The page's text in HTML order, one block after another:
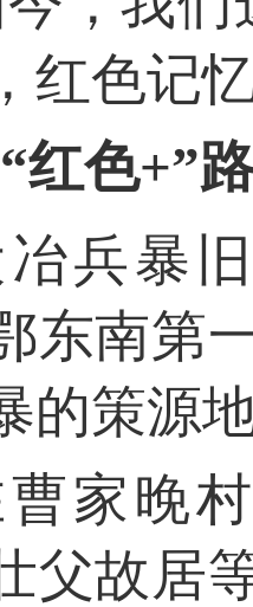
红色记
红色+”
冶兵暴
东南第
的策源
曹家晚
父故居